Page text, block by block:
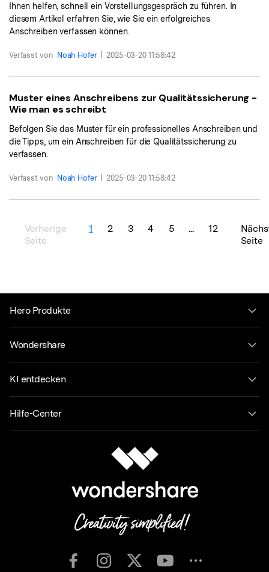
Ihnen helfen, schnell ein Vorstellungsgespräch zu führen. In
diesem Artikel erfahren Sie, wie Sie ein erfolgreiches
Anschreiben verfassen können.
Verfasst von Noah Hofer 2025-03-20 11:58:42
Muster eines Anschreibens zur Qualitätssicherung -
Wie man es schreibt
Befolgen Sie das Muster für ein professionelles Anschreiben und
die Tipps, um ein Anschreiben für die Qualitätssicherung zu
verfassen.
Verfasst von Noah Hofer 2025-03-20 11:58:42
Vorherige
Seite
1 2 3 4 5 ... 12
Seite
Hero Produkte
Wondershare
KI entdecken
Hilfe-Center